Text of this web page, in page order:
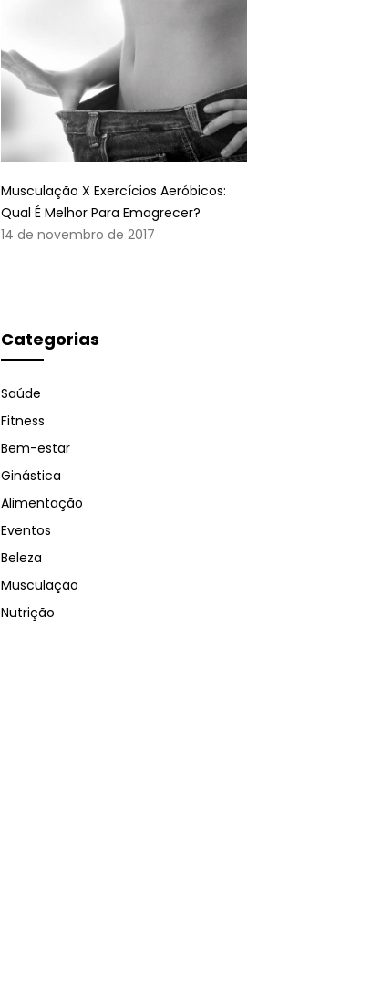
Musculação X Exercícios Aeróbicos:
Qual É Melhor Para Emagrecer?
14 de novembro de 2017
Categorias
Saúde
Fitness
Bem-estar
Ginástica
Alimentação
Eventos
Beleza
Musculação
Nutrição